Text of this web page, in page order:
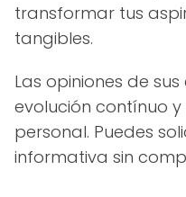
transformar tus
tangibles.
Las opiniones de
evolución contínuo
personal. Puedes
informativa sin